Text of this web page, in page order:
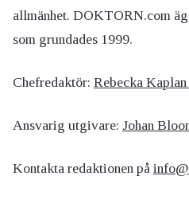
allmänhet. DOKTORN.com
som grundades 1999.
Chefredaktör: Rebecka
Ansvarig utgivare: Johan
Kontakta redaktionen på